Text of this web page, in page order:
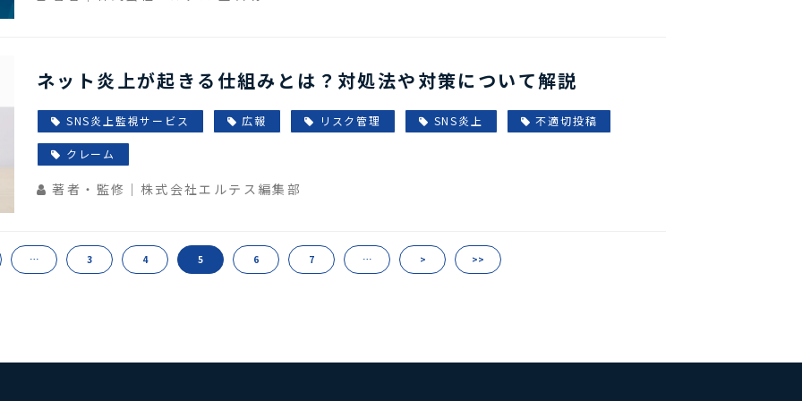
ネット炎上が起きる仕組みとは？対処法や対策について解説
SNS炎上監視サービス 広報 リスク管理 SNS炎上 不適切投稿
クレーム
著者・監修｜株式会社エルテス編集部
… 3 4 5 6 7 … > >>